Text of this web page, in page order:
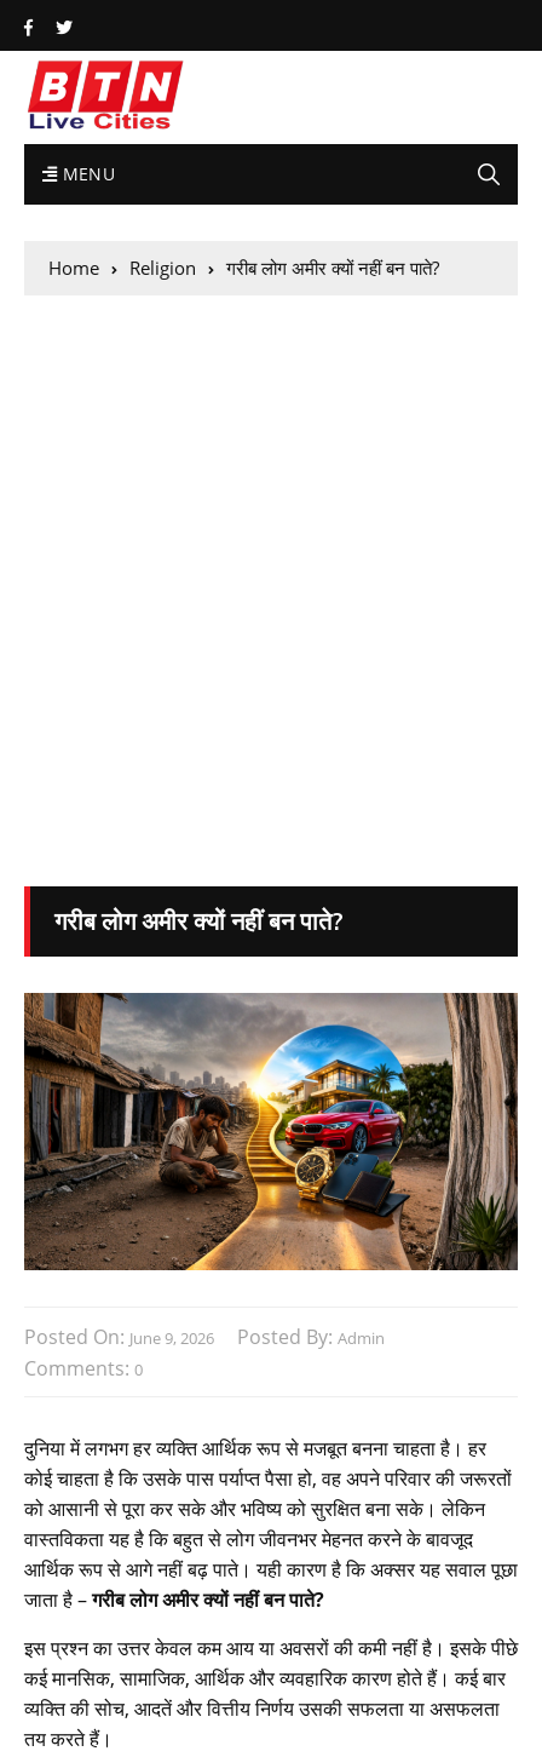
MENU
Home Religion गरीब लोग अमीर क्यों नहीं बन पाते?
गरीब लोग अमीर क्यों नहीं बन पाते?
Posted On: June 9, 2026 Posted By: Admin
Comments: 0
दुनिया में लगभग हर व्यक्ति आर्थिक रूप से मजबूत बनना चाहता है। हर
कोई चाहता है कि उसके पास पर्याप्त पैसा हो, वह अपने परिवार की जरूरतों
को आसानी से पूरा कर सके और भविष्य को सुरक्षित बना सके। लेकिन
वास्तविकता यह है कि बहुत से लोग जीवनभर मेहनत करने के बावजूद
आर्थिक रूप से आगे नहीं बढ़ पाते। यही कारण है कि अक्सर यह सवाल पूछा
जाता है –गरीब लोग अमीर क्यों नहीं बन पाते?
इस प्रश्न का उत्तर केवल कम आय या अवसरों की कमी नहीं है। इसके पीछे
कई मानसिक, सामाजिक, आर्थिक और व्यवहारिक कारण होते हैं। कई बार
व्यक्ति की सोच, आदतें और वित्तीय निर्णय उसकी सफलता या असफलता
तय करते हैं।